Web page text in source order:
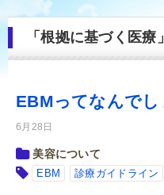
「根拠に基づく医
EBMってなんでし
6月28日
美容について
EBM 診療ガイドライン